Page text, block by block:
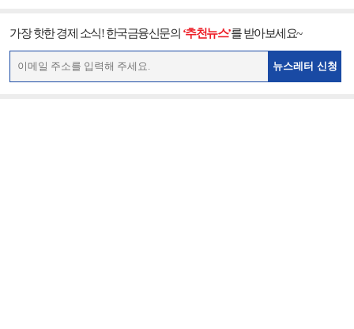
가장 핫한 경제 소식! 한국금융신문의 ‘추천뉴스’를 받아보세요~
뉴스레터 신청